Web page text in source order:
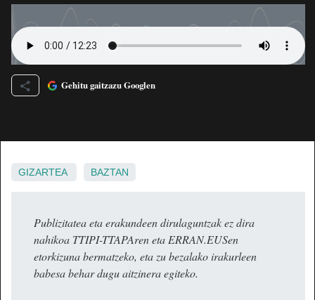
Gehitu gaitzazu Googlen
GIZARTEA BAZTAN
Publizitatea eta erakundeen dirulaguntzak ez dira
nahikoa TTIPI-TTAPAren eta ERRAN.EUSen
etorkizuna bermatzeko, eta zu bezalako irakurleen
babesa behar dugu aitzinera egiteko.